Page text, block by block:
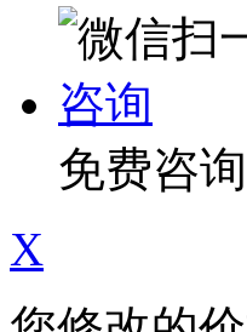
咨询
免费咨询
X